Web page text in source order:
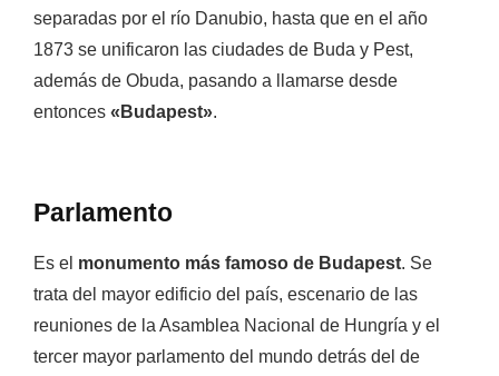
separadas por el río Danubio, hasta que en el año
1873 se unificaron las ciudades de Buda y Pest,
además de Obuda, pasando a llamarse desde
entonces «Budapest».
Parlamento
Es el monumento más famoso de Budapest. Se
trata del mayor edificio del país, escenario de las
reuniones de la Asamblea Nacional de Hungría y el
tercer mayor parlamento del mundo detrás del de